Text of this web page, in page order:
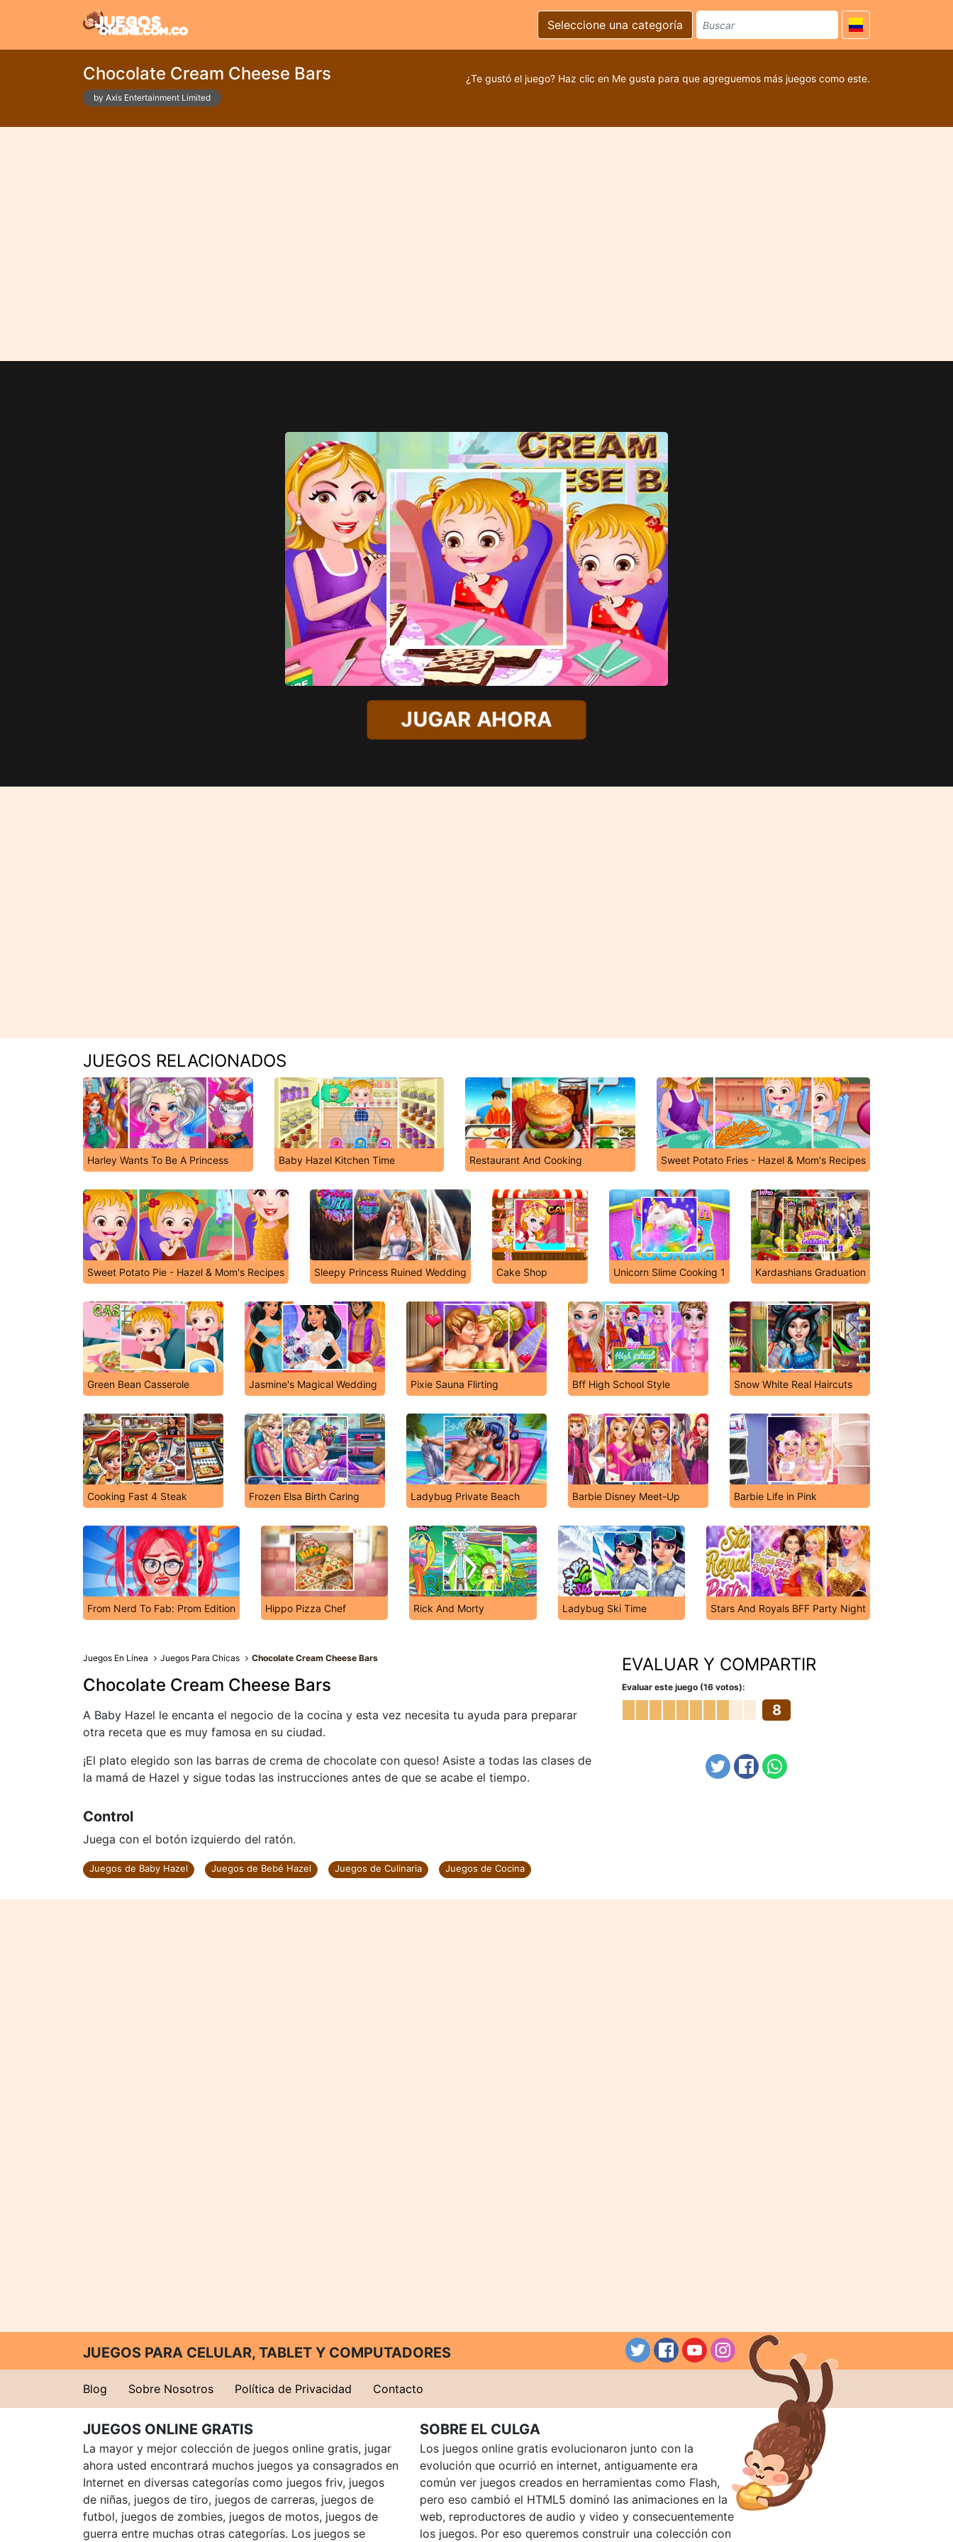
Seleccione una categoría
Chocolate Cream Cheese Bars
by Axis Entertainment Limited
¿Te gustó el juego? Haz clic en Me gusta para que agreguemos más juegos como este.
JUGAR AHORA
JUEGOS RELACIONADOS
Harley Wants To Be A Princess Baby Hazel Kitchen Time Restaurant And Cooking Sweet Potato Fries - Hazel & Mom's Recipes
Sweet Potato Pie - Hazel & Mom's Recipes Sleepy Princess Ruined Wedding Cake Shop Unicorn Slime Cooking 1 Kardashians Graduation
Green Bean Casserole Jasmine's Magical Wedding Pixie Sauna Flirting Bff High School Style Snow White Real Haircuts
Cooking Fast 4 Steak Frozen Elsa Birth Caring Ladybug Private Beach Barbie Disney Meet-Up Barbie Life in Pink
From Nerd To Fab: Prom Edition Hippo Pizza Chef Rick And Morty Ladybug Ski Time Stars And Royals BFF Party Night
Juegos En Línea Juegos Para Chicas Chocolate Cream Cheese Bars
Chocolate Cream Cheese Bars
A Baby Hazel le encanta el negocio de la cocina y esta vez necesita tu ayuda para preparar
otra receta que es muy famosa en su ciudad.
¡El plato elegido son las barras de crema de chocolate con queso! Asiste a todas las clases de
la mamá de Hazel y sigue todas las instrucciones antes de que se acabe el tiempo.
Control
Juega con el botón izquierdo del ratón.
Juegos de Baby Hazel Juegos de Bebé Hazel Juegos de Culinaria Juegos de Cocina
EVALUAR Y COMPARTIR
Evaluar este juego (16 votos):
8
JUEGOS PARA CELULAR, TABLET Y COMPUTADORES
Blog Sobre Nosotros Política de Privacidad Contacto
JUEGOS ONLINE GRATIS
La mayor y mejor colección de juegos online gratis, jugar
ahora usted encontrará muchos juegos ya consagrados en
Internet en diversas categorías como juegos friv, juegos
de niñas, juegos de tiro, juegos de carreras, juegos de
futbol, juegos de zombies, juegos de motos, juegos de
guerra entre muchas otras categorías. Los juegos se
SOBRE EL CULGA
Los juegos online gratis evolucionaron junto con la
evolución que ocurrió en internet, antiguamente era
común ver juegos creados en herramientas como Flash,
pero eso cambió el HTML5 dominó las animaciones en la
web, reproductores de audio y video y consecuentemente
los juegos. Por eso queremos construir una colección con